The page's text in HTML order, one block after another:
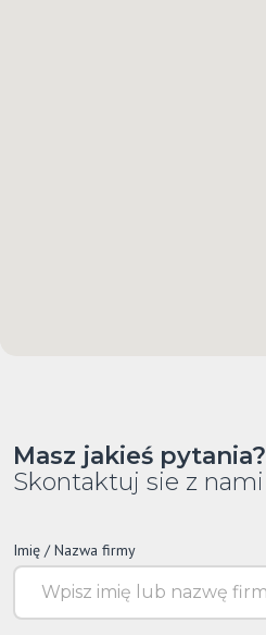
Masz jakieś pytania?
Skontaktuj sie z nami
Imię / Nazwa firmy